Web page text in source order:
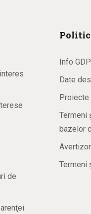
de
Info
Date
Proiecte
Termeni
bazelor
Termeni